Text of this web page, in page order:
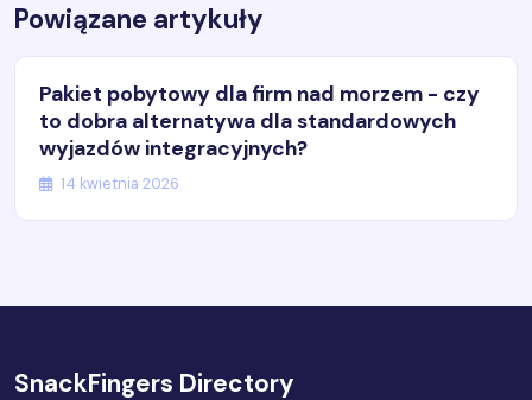
Powiązane artykuły
Pakiet pobytowy dla firm nad morzem - czy
to dobra alternatywa dla standardowych
wyjazdów integracyjnych?
14 kwietnia 2026
SnackFingers Directory